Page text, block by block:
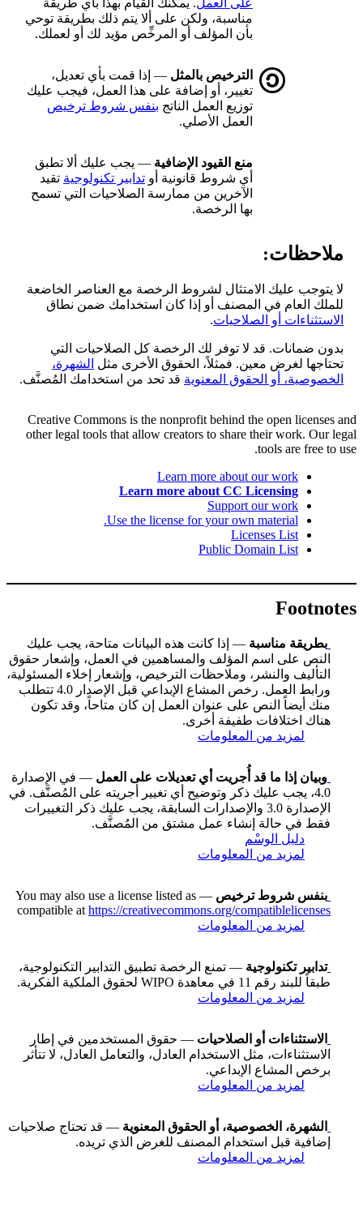
على العمل. يمكنك القيام بهذا بأي طريقة
مناسبة، ولكن على ألا يتم ذلك بطريقة توحي
بأن المؤلف أو المرخِّص مؤيد لك أو لعملك.
الترخيص بالمثل — إذا قمت بأي تعديل،
تغيير، أو إضافة على هذا العمل، فيجب عليك
توزيع العمل الناتج بنفس شروط ترخيص
العمل الأصلي.
منع القيود الإضافية — يجب عليك ألا تطبق
أي شروط قانونية أو تدابير تكنولوجية تقيد
الآخرين من ممارسة الصلاحيات التي تسمح
بها الرخصة.
ملاحظات:
لا يتوجب عليك الامتثال لشروط الرخصة مع العناصر الخاضعة
للملك العام في المصنف أو إذا كان استخدامك ضمن نطاق
الاستثناءات أو الصلاحيات.
بدون ضمانات. قد لا توفر لك الرخصة كل الصلاحيات التي
تحتاجها لغرض معين. فمثلاً، الحقوق الأخرى مثل الشهرة،
الخصوصية، أو الحقوق المعنوية قد تحد من استخدامك المُصنَّف.
Creative Commons is the nonprofit behind the open licenses and
other legal tools that allow creators to share their work. Our legal
tools are free to use.
Learn more about our work
Learn more about CC Licensing
Support our work
Use the license for your own material.
Licenses List
Public Domain List
Footnotes
بطريقة مناسبة — إذا كانت هذه البيانات متاحة، يجب عليك
النص على اسم المؤلف والمساهمين في العمل، وإشعار حقوق
التأليف والنشر، وملاحظات الترخيص، وإشعار إخلاء المسئولية،
ورابط العمل. رخص المشاع الإبداعي قبل الإصدار 4.0 تتطلب
منك أيضاً النص على عنوان العمل إن كان متاحاً، وقد تكون
هناك اختلافات طفيفة أخرى.
لمزيد من المعلومات
وبيان إذا ما قد أُجريت أي تعديلات على العمل — في الإصدارة
4.0، يجب عليك ذكر وتوضيح أي تغيير أجريته على المُصنَّف. في
الإصدارة 3.0 والإصدارات السابقة، يجب عليك ذكر التغييرات
فقط في حالة إنشاء عمل مشتق من المُصنَّف.
دليل الوسْم
لمزيد من المعلومات
بنفس شروط ترخيص
— You may also use a license listed as
compatible at https://creativecommons.org/compatiblelicenses
لمزيد من المعلومات
تدابير تكنولوجية — تمنع الرخصة تطبيق التدابير التكنولوجية،
طبقاً للبند رقم 11 في معاهدة WIPO لحقوق الملكية الفكرية.
لمزيد من المعلومات
الاستثناءات أو الصلاحيات — حقوق المستخدمين في إطار
الاستثناءات، مثل الاستخدام العادل، والتعامل العادل، لا تتأثر
برخص المشاع الإبداعي.
لمزيد من المعلومات
الشهرة، الخصوصية، أو الحقوق المعنوية — قد تحتاج صلاحيات
إضافية قبل استخدام المصنف للغرض الذي تريده.
لمزيد من المعلومات